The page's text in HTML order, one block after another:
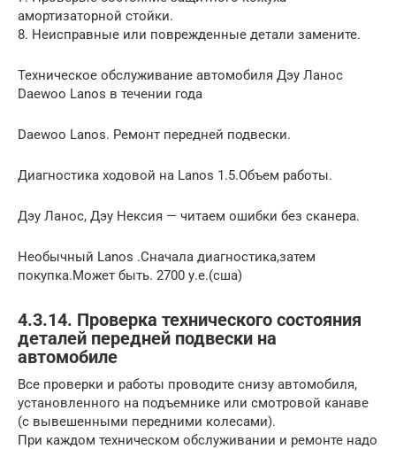
амортизаторной стойки.
8. Неисправные или поврежденные детали замените.
Техническое обслуживание автомобиля Дэу Ланос
Daewoo Lanos в течении года
Daewoo Lanos. Ремонт передней подвески.
Диагностика ходовой на Lanos 1.5.Объем работы.
Дэу Ланос, Дэу Нексия — читаем ошибки без сканера.
Необычный Lanos .Сначала диагностика,затем
покупка.Может быть. 2700 у.е.(сша)
4.3.14. Проверка технического состояния
деталей передней подвески на
автомобиле
Все проверки и работы проводите снизу автомобиля,
установленного на подъемнике или смотровой канаве
(с вывешенными передними колесами).
При каждом техническом обслуживании и ремонте надо